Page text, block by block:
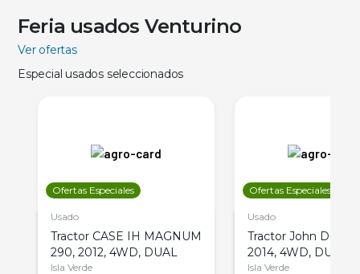
Feria usados Venturino
Ver ofertas
Especial usados seleccionados
Ofertas Especiales
Usado
Tractor CASE IH MAGNUM
290, 2012, 4WD, DUAL
Isla Verde
Ofertas Especiales
Usado
Tractor John Deere
2014, 4WD, DUAL
Isla Verde